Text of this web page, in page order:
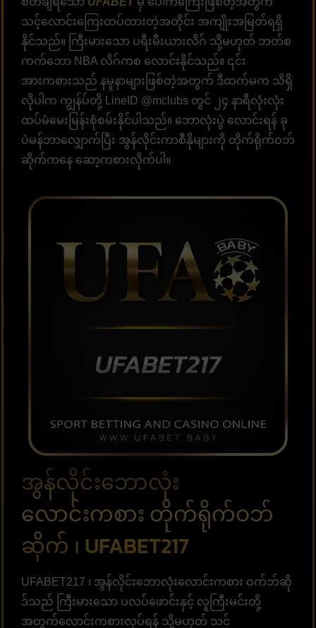
သင့်လောင်းကြေးထပ်ထားတဲ့အတိုင်း အကျိုးအမြတ်ရရှိ
နိုင်သည်။ ကြီးမားသော ပရီးမီးယားလိဂ် သို့မဟုတ် ဘတ်စ
ကက်ဘော NBA လိဂ်ကစ လောင်းနိုင်သည်။ ၎င်း
အားကစားသည် နမူနာများဖြစ်တဲ့အတွက် ဒီထက်မက သိရှိ
လိုပါက ကျွန်ပ်တို့ LineID @mclubs တွင် ၂၄ နာရီလုံးလုံး
ထပ်မံမေးမြန်းစုံစမ်းနိုင်ပါသည်။ ဘောလုံးပွဲ လောင်းရန် ခု
ပဲမန်ဘာလျှောက်ပြီး အွန်လိုင်းကာစီနိုများကို တိုက်ရိုက်ဝဘ်
ဆိုက်ကနေ ဆော့ကစားလိုက်ပါ။
အွန်လိုင်းဘောလုံး
လောင်းကစား တိုက်ရိုက်ဝဘ်
ဆိုက် ၊ UFABET217
UFABET217 ၊ အွန်လိုင်းဘောလုံးလောင်းကစား ဝက်ဘ်ဆို
ဒ်သည် ကြီးမားသော ပလပ်ဖောင်းနှင့် လူကြီးမင်းတို့
အတွက်လောင်းကစားလုပ်ရန် သို့မဟုတ် သင်